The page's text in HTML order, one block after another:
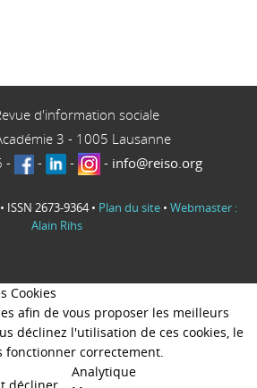
d'information sociale
3 - 1005 Lausanne
- - - - info@reiso.org
ISSN 2673-9364 • Plan du site • Webmaster :
Alain Rihs
Cookies
afin de vous proposer les meilleurs
déclinez l'utilisation de ces cookies, le
fonctionner correctement.
Analytique